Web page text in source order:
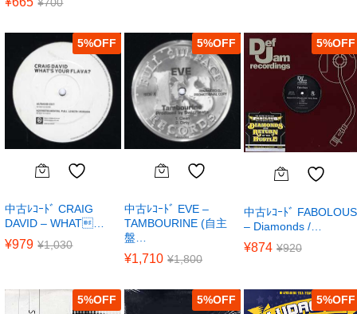
¥700
5%
中古ﾚｺｰﾄﾞ CRAIG
DAVID – WHAT…
¥979 ¥1,030
5%
中古ﾚｺｰﾄﾞ EVE –
TAMBOURINE (自主
盤…
¥1,710 ¥1,800
5%
中古ﾚｺｰﾄﾞ FABOLOUS
– Diamonds /…
¥874 ¥920
5% 5% 5%